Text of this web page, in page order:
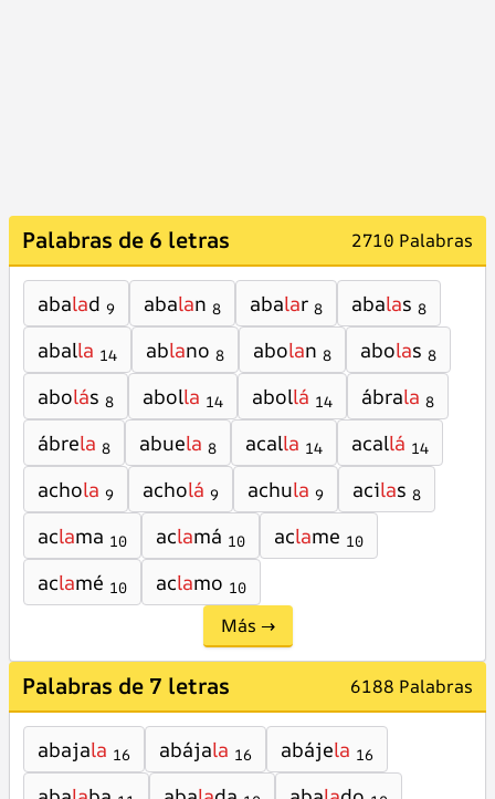
Palabras de 6 letras 2710 Palabras
abalad 9 abalan 8 abalar 8 abalas 8
aballa 14 ablano 8 abolan 8 abolas 8
abolás 8 abolla 14 abollá 14 ábrala 8
ábrela 8 abuela 8 acalla 14 acallá 14
achola 9 acholá 9 achula 9 acilas 8
aclama 10 aclamá 10 aclame 10
aclamé 10 aclamo 10
Más →
Palabras de 7 letras 6188 Palabras
abajala 16 abájala 16 abájela 16